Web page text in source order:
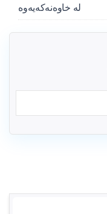
لە خاوەنەکەیەوە